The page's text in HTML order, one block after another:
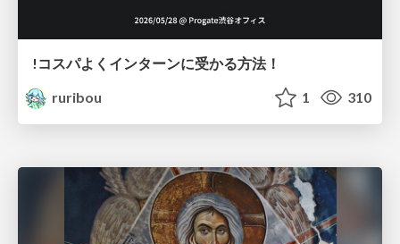
!コスパよくインターンに受かる方法！
ruribou
1 310